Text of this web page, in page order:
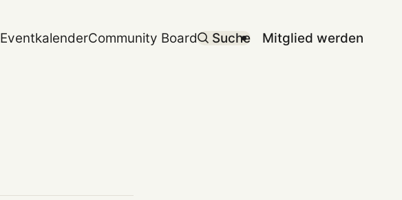
EventkalenderCommunity Board Suche Mitglied werden